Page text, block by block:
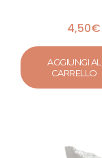
4,50€
AGGIUNGI AL
CARRELLO